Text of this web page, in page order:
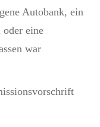
Autobank, ein
eine
war